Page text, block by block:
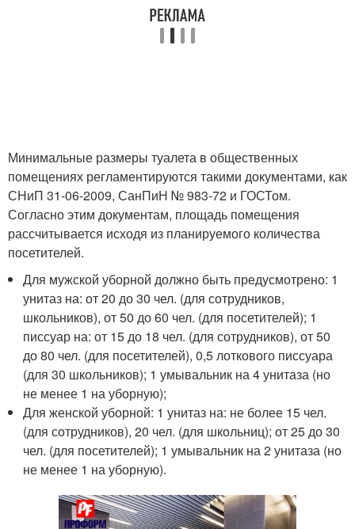
Минимальные размеры туалета в общественных
помещениях регламентируются такими документами, как
СНиП 31-06-2009, СанПиН № 983-72 и ГОСТом.
Согласно этим документам, площадь помещения
рассчитывается исходя из планируемого количества
посетителей.
Для мужской уборной должно быть предусмотрено: 1
унитаз на: от 20 до 30 чел. (для сотрудников,
школьников), от 50 до 60 чел. (для посетителей); 1
писсуар на: от 15 до 18 чел. (для сотрудников), от 50
до 80 чел. (для посетителей), 0,5 лоткового писсуара
(для 30 школьников); 1 умывальник на 4 унитаза (но
не менее 1 на уборную);
Для женской уборной: 1 унитаз на: не более 15 чел.
(для сотрудников), 20 чел. (для школьниц); от 25 до 30
чел. (для посетителей); 1 умывальник на 2 унитаза (но
не менее 1 на уборную).